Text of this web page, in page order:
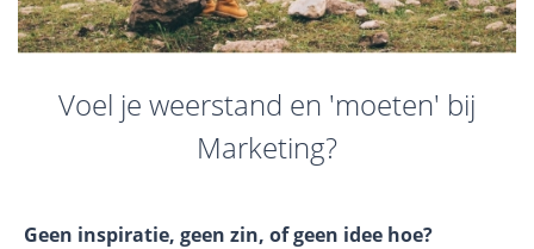
Voel je weerstand en 'moeten' bij
Marketing?
Geen inspiratie, geen zin, of geen idee hoe?